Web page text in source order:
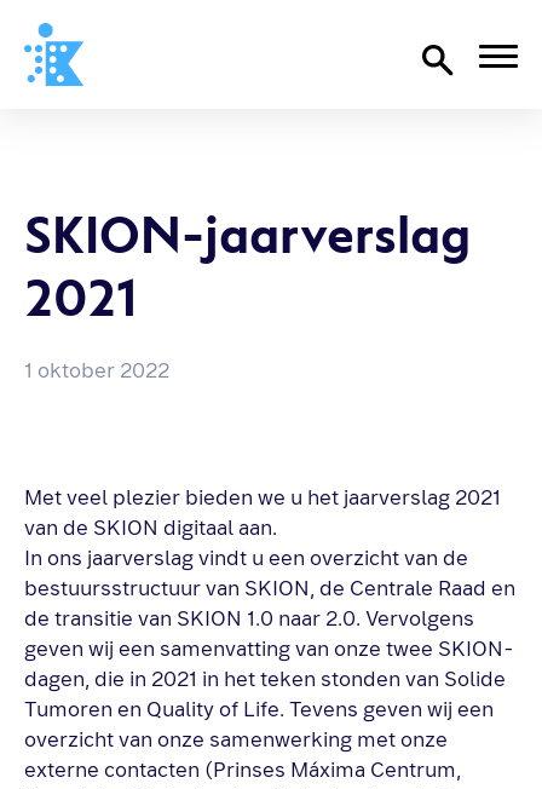
SKION-jaarverslag
2021
1 oktober 2022
Met veel plezier bieden we u het jaarverslag 2021
van de SKION digitaal aan.
In ons jaarverslag vindt u een overzicht van de
bestuursstructuur van SKION, de Centrale Raad en
de transitie van SKION 1.0 naar 2.0. Vervolgens
geven wij een samenvatting van onze twee SKION-
dagen, die in 2021 in het teken stonden van Solide
Tumoren en Quality of Life. Tevens geven wij een
overzicht van onze samenwerking met onze
externe contacten (Prinses Máxima Centrum,
Over SKION
Wat we doen
Organisatie
Documenten
Contact